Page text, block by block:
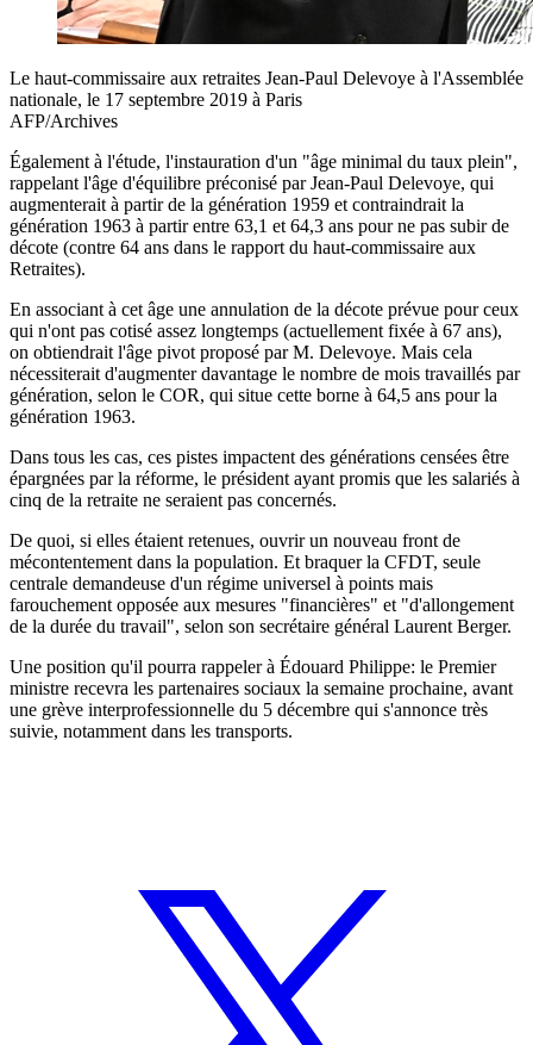
Le haut-commissaire aux retraites Jean-Paul Delevoye à l'Assemblée
nationale, le 17 septembre 2019 à Paris
AFP/Archives
Également à l'étude, l'instauration d'un "âge minimal du taux plein",
rappelant l'âge d'équilibre préconisé par Jean-Paul Delevoye, qui
augmenterait à partir de la génération 1959 et contraindrait la
génération 1963 à partir entre 63,1 et 64,3 ans pour ne pas subir de
décote (contre 64 ans dans le rapport du haut-commissaire aux
Retraites).
En associant à cet âge une annulation de la décote prévue pour ceux
qui n'ont pas cotisé assez longtemps (actuellement fixée à 67 ans),
on obtiendrait l'âge pivot proposé par M. Delevoye. Mais cela
nécessiterait d'augmenter davantage le nombre de mois travaillés par
génération, selon le COR, qui situe cette borne à 64,5 ans pour la
génération 1963.
Dans tous les cas, ces pistes impactent des générations censées être
épargnées par la réforme, le président ayant promis que les salariés à
cinq de la retraite ne seraient pas concernés.
De quoi, si elles étaient retenues, ouvrir un nouveau front de
mécontentement dans la population. Et braquer la CFDT, seule
centrale demandeuse d'un régime universel à points mais
farouchement opposée aux mesures "financières" et "d'allongement
de la durée du travail", selon son secrétaire général Laurent Berger.
Une position qu'il pourra rappeler à Édouard Philippe: le Premier
ministre recevra les partenaires sociaux la semaine prochaine, avant
une grève interprofessionnelle du 5 décembre qui s'annonce très
suivie, notamment dans les transports.